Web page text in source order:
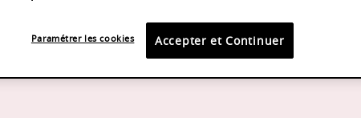
2025 - 2028
Accepter et Continuer
Paramétrer les cookies